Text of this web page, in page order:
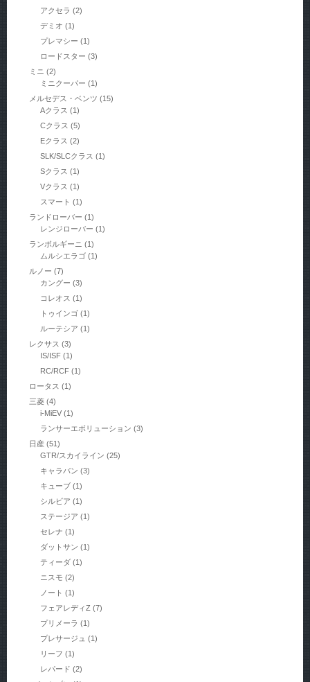
アクセラ (2)
デミオ (1)
プレマシー (1)
ロードスター (3)
ミニ (2)
ミニクーパー (1)
メルセデス・ベンツ (15)
Aクラス (1)
Cクラス (5)
Eクラス (2)
SLK/SLCクラス (1)
Sクラス (1)
Vクラス (1)
スマート (1)
ランドローバー (1)
レンジローバー (1)
ランボルギーニ (1)
ムルシエラゴ (1)
ルノー (7)
カングー (3)
コレオス (1)
トゥインゴ (1)
ルーテシア (1)
レクサス (3)
IS/ISF (1)
RC/RCF (1)
ロータス (1)
三菱(4)
i-MiEV (1)
ランサーエボリューション (3)
日産 (51)
GTR/スカイライン (25)
キャラバン (3)
キューブ (1)
シルビア (1)
ステージア (1)
セレナ (1)
ダットサン (1)
ティーダ (1)
ニスモ (2)
ノート (1)
フェアレディZ (7)
プリメーラ (1)
プレサージュ (1)
リーフ (1)
レパード (2)